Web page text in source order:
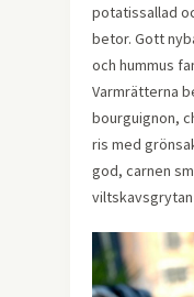
potatissallad
betor. Gott
och hummus
Varmrätterna
bourguignon,
ris med
god, carnen